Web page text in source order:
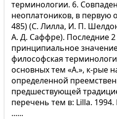
терминологии. 6.
неоплатоников, в первую
485) (С. Лилла, И. П.
А. Д. Саффре). Последние
принципиальное
философская
основных тем «А.», к-рые
определенной
предшествующей
перечень тем в: Lilla. 1994.
......